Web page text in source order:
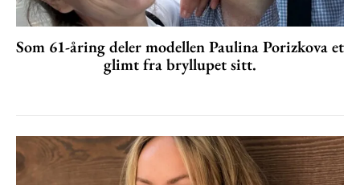
Som 61-åring deler modellen Paulina Porizkova et
glimt fra bryllupet sitt.